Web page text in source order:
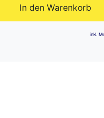
In den Warenkorb